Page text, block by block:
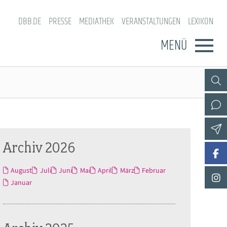
DBB.DE PRESSE MEDIATHEK VERANSTALTUNGEN LEXIKON
MENÜ
Archiv 2026
August Juli Juni Mai April März
Februar
Januar